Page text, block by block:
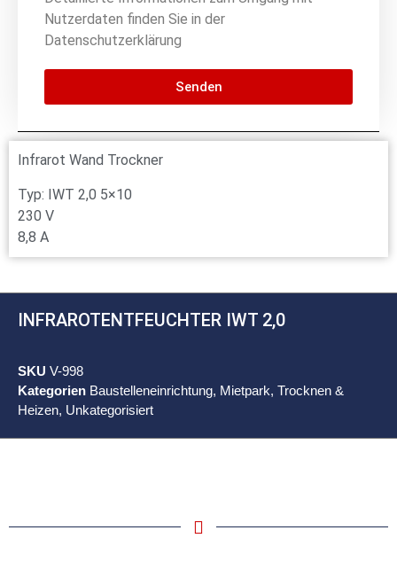
Nutzerdaten finden Sie in der
Datenschutzerklärung
Senden
Infrarot Wand Trockner
Typ: IWT 2,0 5×10
230 V
8,8 A
INFRAROTENTFEUCHTER IWT 2,0
SKU V-998
Kategorien Baustelleneinrichtung, Mietpark, Trocknen &
Heizen, Unkategorisiert